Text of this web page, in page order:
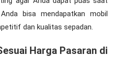
bisa mendapatkan mobil
dan kualitas sepadan.
Harga Pasaran di